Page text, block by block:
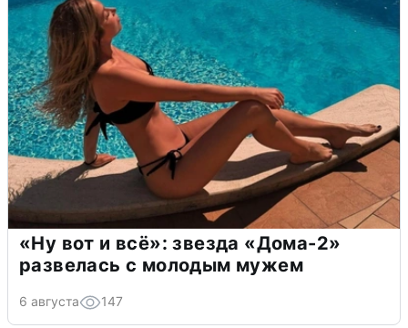
«Ну вот и всё»: звезда «Дома-2»
развелась с молодым мужем
6 августа 147